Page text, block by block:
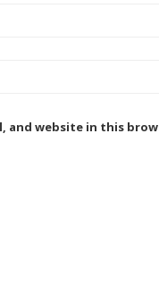
and website in this